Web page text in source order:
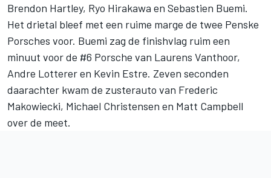
Brendon Hartley, Ryo Hirakawa en Sebastien Buemi.
Het drietal bleef met een ruime marge de twee Penske
Porsches voor. Buemi zag de finishvlag ruim een
minuut voor de #6 Porsche van Laurens Vanthoor,
Andre Lottereren Kevin Estre. Zeven seconden
daarachter kwam de zusterauto van Frederic
Makowiecki, Michael Christensen en Matt Campbell
over de meet.